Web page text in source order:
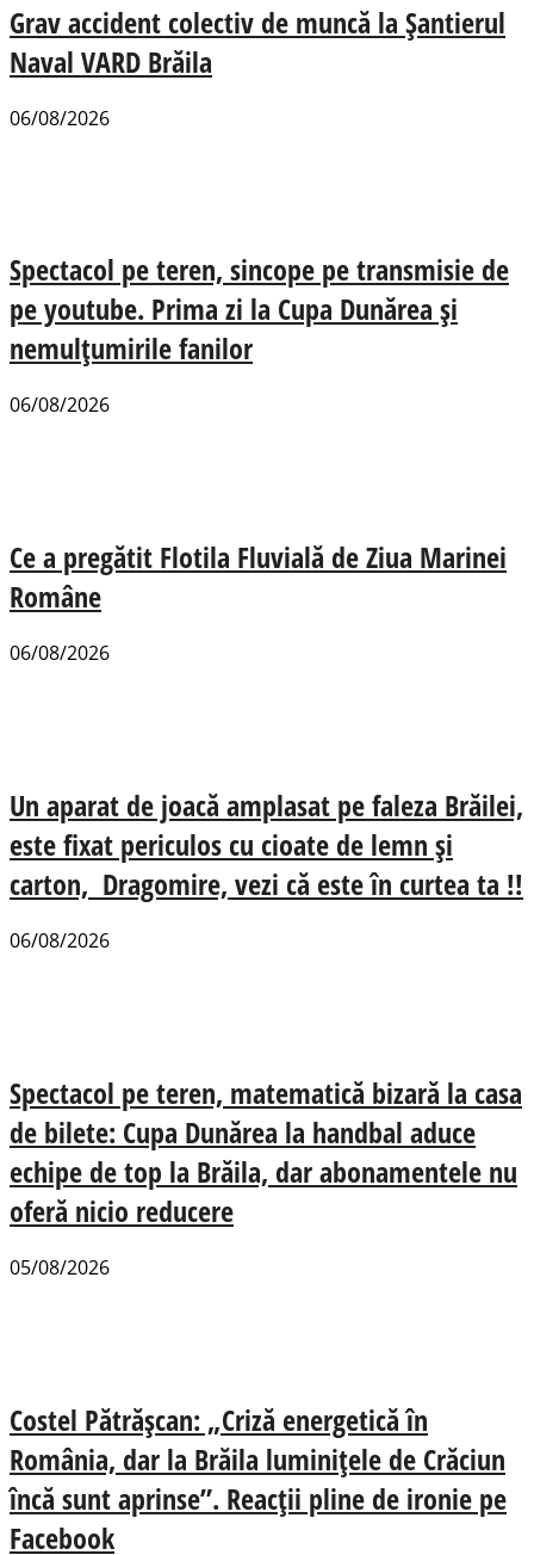
Grav accident colectiv de muncă la Șantierul
Naval VARD Brăila
06/08/2026
Spectacol pe teren, sincope pe transmisie de
pe youtube. Prima zi la Cupa Dunărea și
nemulțumirile fanilor
06/08/2026
Ce a pregătit Flotila Fluvială de Ziua Marinei
Române
06/08/2026
Un aparat de joacă amplasat pe faleza Brăilei,
este fixat periculos cu cioate de lemn și
carton, Dragomire, vezi că este în curtea ta !!
06/08/2026
Spectacol pe teren, matematică bizară la casa
de bilete: Cupa Dunărea la handbal aduce
echipe de top la Brăila, dar abonamentele nu
oferă nicio reducere
05/08/2026
Costel Pătrășcan: „Criză energetică în
România, dar la Brăila luminițele de Crăciun
încă sunt aprinse”. Reacții pline de ironie pe
Facebook